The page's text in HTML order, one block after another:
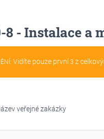
8 - Instalace
Vidíte pouze první 3 z
veřejné zakázky